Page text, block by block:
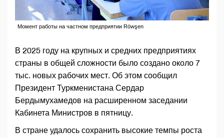
Момент работы на частном предприятии Röwşen
В 2025 году на крупных и средних предприятиях
страны в общей сложности было создано около 7
тыс. новых рабочих мест. Об этом сообщил
Президент Туркменистана Сердар
Бердымухамедов на расширенном заседании
Кабинета Министров в пятницу.
В стране удалось сохранить высокие темпы роста